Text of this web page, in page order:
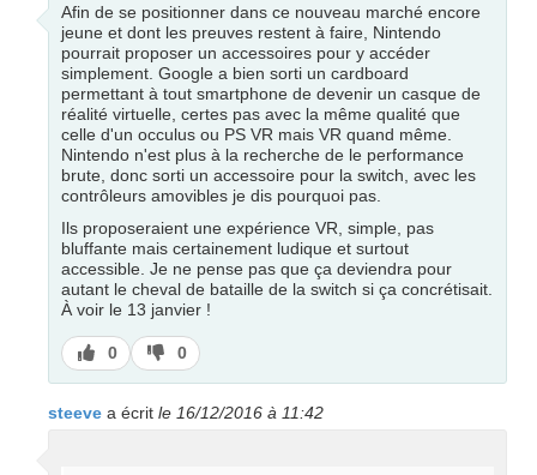
Afin de se positionner dans ce nouveau marché encore
jeune et dont les preuves restent à faire, Nintendo
pourrait proposer un accessoires pour y accéder
simplement. Google a bien sorti un cardboard
permettant à tout smartphone de devenir un casque de
réalité virtuelle, certes pas avec la même qualité que
celle d'un occulus ou PS VR mais VR quand même.
Nintendo n'est plus à la recherche de le performance
brute, donc sorti un accessoire pour la switch, avec les
contrôleurs amovibles je dis pourquoi pas.
Ils proposeraient une expérience VR, simple, pas
bluffante mais certainement ludique et surtout
accessible. Je ne pense pas que ça deviendra pour
autant le cheval de bataille de la switch si ça concrétisait.
À voir le 13 janvier !
J’aime
0
J’aime
pas
0
steeve a écrit le 16/12/2016 à 11:42